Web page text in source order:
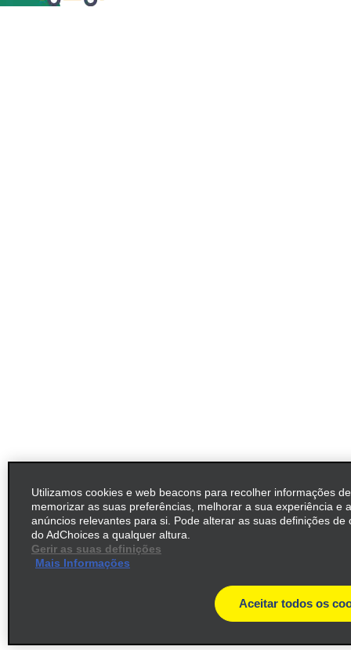
Utilizamos cookies e web beacons para recolher informações
memorizar as suas preferências, melhorar a sua experiência e
anúncios relevantes para si. Pode alterar as suas definições de
do AdChoices a qualquer altura.
Gerir as suas definições
Mais Informações
Aceitar todos os